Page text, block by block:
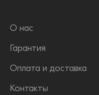
О нас
Гарантия
Оплата и доставка
Контакты